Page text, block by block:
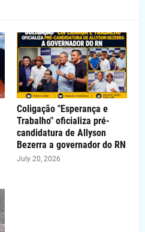
Coligação "Esperança e
Trabalho" oficializa pré-
candidatura de Allyson
Bezerra a governador do RN
July 20, 2026